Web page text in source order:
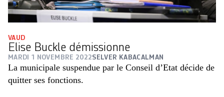
VAUD
Elise Buckle démissionne
MARDI 1 NOVEMBRE 2022SELVER KABACALMAN
La municipale suspendue par le Conseil d’Etat décide de
quitter ses fonctions.